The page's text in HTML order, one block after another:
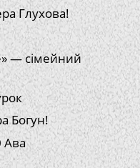
Глухова!
— сімейний
Богун!
Ава